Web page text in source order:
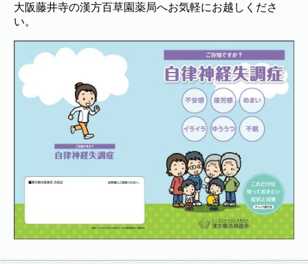
大阪藤井寺の漢方百草園薬局へお気軽にお越しくださ
い。